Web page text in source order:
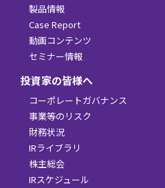
製品情報
Case Report
動画コンテンツ
セミナー情報
投資家の皆様へ
コーポレートガバナンス
事業等のリスク
財務状況
IRライブラリ
株主総会
IRスケジュール